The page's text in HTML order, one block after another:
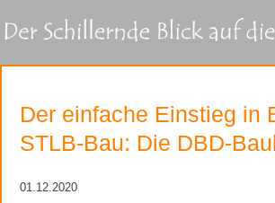
Der einfache Einstieg in
STLB-Bau: Die DBD-
01.12.2020